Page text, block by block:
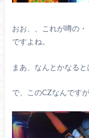
おお、、これが噂の
ですよね。
まあ、なんとかなると
で、このCZなんですが